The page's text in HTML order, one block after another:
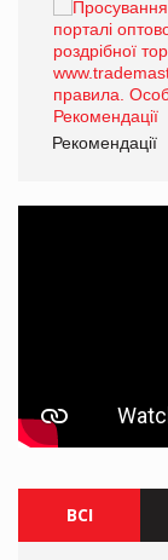
Рекомендації
ВСІ